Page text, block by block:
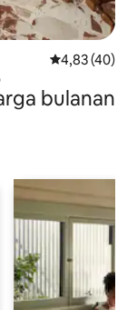
Nilai rata-rata
4,83 (40)
bulanan